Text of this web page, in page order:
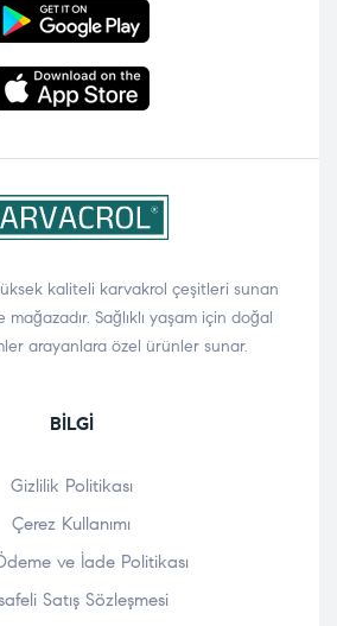
kaliteli karvakrol çeşitleri sunan
Sağlıklı yaşam için doğal
arayanlara özel ürünler sunar.
BILGI
Gizlilik Politikası
Çerez Kullanımı
ve İade Politikası
Satış Sözleşmesi